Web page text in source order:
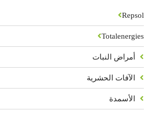
Repsol
Totalenergies
أمراض النبات
الآفات الحشرية
الأسمدة